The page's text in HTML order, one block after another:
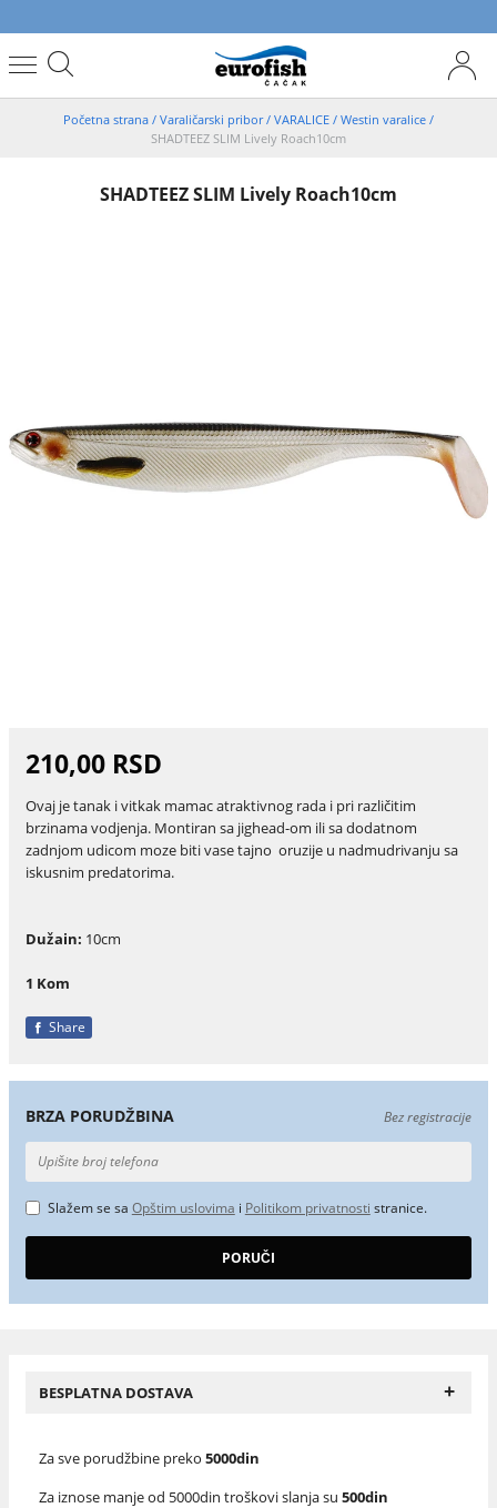
Početna strana / Varaličarski pribor/ VARALICE / Westin varalice /
SHADTEEZ SLIM Lively Roach10cm
SHADTEEZ SLIM Lively Roach10cm
210,00 RSD
Ovaj je tanak i vitkak mamac atraktivnog rada i pri različitim
brzinama vodjenja. Montiran sa jighead-om ili sa dodatnom
zadnjom udicom moze biti vase tajno oruzije u nadmudrivanju sa
iskusnim predatorima.
Dužain: 10cm
1 Kom
Share
BRZA PORUDŽBINA Bez registracije
Slažem se sa Opštim uslovima i Politikom privatnosti stranice.
BESPLATNA DOSTAVA +
Za sve porudžbine preko 5000din
Za iznose manje od 5000din troškovi slanja su 500din